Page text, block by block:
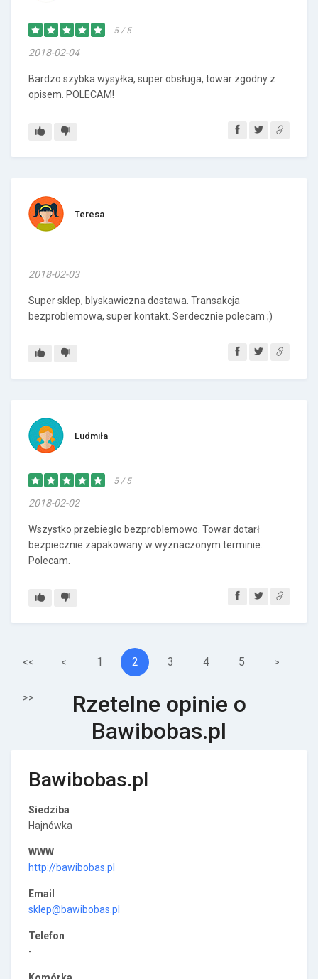
5 / 5
2018-02-04
Bardzo szybka wysyłka, super obsługa, towar zgodny z
opisem. POLECAM!
Teresa
2018-02-03
Super sklep, blyskawiczna dostawa. Transakcja
bezproblemowa, super kontakt. Serdecznie polecam ;)
Ludmiła
5 / 5
2018-02-02
Wszystko przebiegło bezproblemowo. Towar dotarł
bezpiecznie zapakowany w wyznaczonym terminie.
Polecam.
<< < 1 2 3 4 5 >
>>
Rzetelne opinie o
Bawibobas.pl
Bawibobas.pl
Siedziba
Hajnówka
WWW
http://bawibobas.pl
Email
sklep@bawibobas.pl
Telefon
-